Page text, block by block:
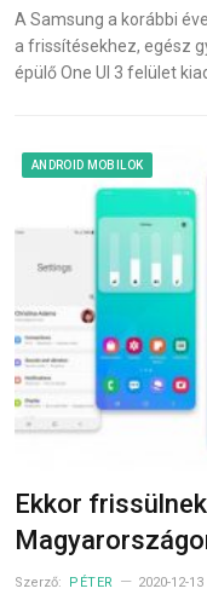
A Samsung a korábbi
a frissítésekhez, egész
épülő One UI 3 felület
ANDROID MOBILOK
Ekkor
Szerző: PÉTER 2020-12-13